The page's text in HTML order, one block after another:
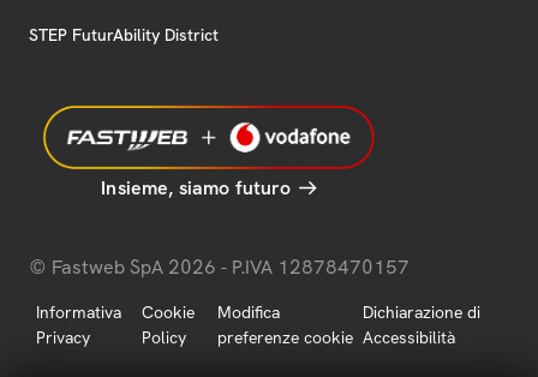
STEP FuturAbility District
Insieme, siamo futuro
© Fastweb SpA 2026 - P.IVA 12878470157
Informativa
Privacy
Cookie
Policy
Modifica
preferenze cookie
Dichiarazione di
Accessibilità